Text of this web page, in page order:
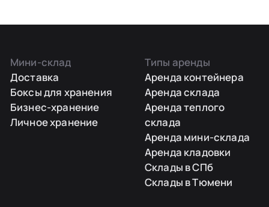
Мини-склад
Доставка
Боксы для хранения
Бизнес-хранение
Личное хранение
Типы аренды
Аренда контейнера
Аренда склада
Аренда теплого
склада
Аренда мини-склада
Аренда кладовки
Склады в СПб
Склады в Тюмени